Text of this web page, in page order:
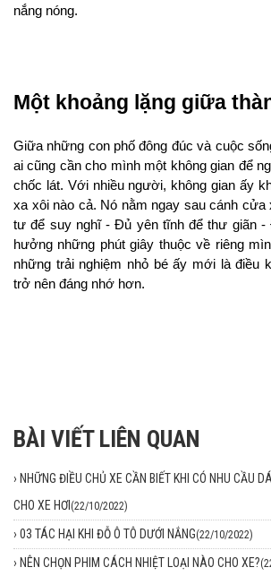
nắng nóng.
Một khoảng lặng giữa
Giữa những con phố đông đúc và cuộc
ai cũng cần cho mình một không gian để
chốc lát. Với nhiều người, không gian ấy
xa xôi nào cả. Nó nằm ngay sau cánh cửa
tư để suy nghĩ - Đủ yên tĩnh để thư giãn -
hưởng những phút giây thuộc về riêng
những trải nghiệm nhỏ bé ấy mới là điều
trở nên đáng nhớ hơn.
BÀI VIẾT LIÊN QUAN
› NHỮNG ĐIỀU CHỦ XE CẦN BIẾT KHI CÓ NHU CẦU
CHO XE HƠI (22/10/2022)
› 03 TÁC HẠI KHI ĐỖ Ô TÔ DƯỚI NẮNG(22/10/2022)
› NÊN CHỌN PHIM CÁCH NHIỆT LOẠI NÀO CHO XE?